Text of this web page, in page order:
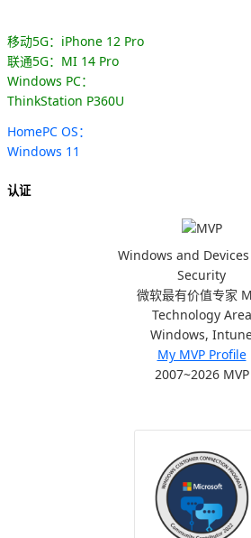
移动5G：iPhone 12 Pro
联通5G：MI 14 Pro
Windows PC：
ThinkStation P360U
HomePC OS：
Windows 11
认证
Windows and
Security
微软最有价值专家
Technology Area
Windows,
My MVP Profile
2007~2026 MVP